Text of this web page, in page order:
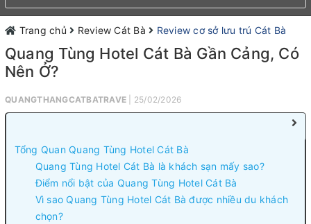
Trang chủ Review Cát Bà Review cơ sở lưu trú Cát Bà
Quang Tùng Hotel Cát Bà Gần Cảng, Có
Nên Ở?
QUANGTHANGCATBATRAVE | 25/02/2026
Tổng Quan Quang Tùng Hotel Cát Bà
Quang Tùng Hotel Cát Bà là khách sạn mấy sao?
Điểm nổi bật của Quang Tùng Hotel Cát Bà
Vì sao Quang Tùng Hotel Cát Bà được nhiều du khách
chọn?